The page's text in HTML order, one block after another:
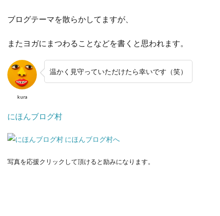
ブログテーマを散らかしてますが、
またヨガにまつわることなどを書くと思われます。
kura
温かく見守っていただけたら幸いです（笑）
にほんブログ村
写真を応援クリックして頂けると励みになります。